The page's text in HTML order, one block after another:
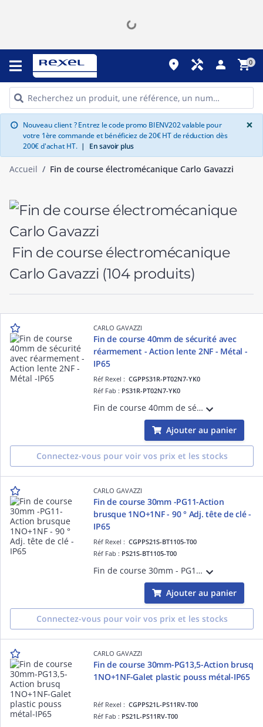
place handyman person shopping_cart0
info Nouveau client ? Entrez le code promo BIENV202 valable pour
votre 1ère commande et bénéficiez de 20€ HT de réduction dès
200€ d'achat HT. | En savoir plus
×
Accueil Fin de course électromécanique Carlo Gavazzi
Fin de course électromécanique
Carlo Gavazzi (104 produits)
CARLO GAVAZZI
Fin de course 40mm de sécurité avec
réarmement - Action lente 2NF - Métal -
IP65
Réf Rexel :CGPPS31R-PT02N7-YK0
Réf Fab : PS31R-PT02N7-YK0
Fin de course 40mm de sécurité à câble avec réarmement - Câble de 16m maxi - Action lente 2NF - Métal - IP65
Ajouter au panier
Connectez-vous pour voir vos prix et les stocks
CARLO GAVAZZI
Fin de course 30mm -PG11-Action
brusque 1NO+1NF - 90 ° Adj. tête de clé -
IP65
Réf Rexel :CGPPS21S-BT1105-T00
Réf Fab : PS21S-BT1105-T00
Fin de course 30mm - PG11 - Action brusque 1NO+1NF - 90 ° Adj. tête de clé - Corps et tête en thermoplastique - IP65
Ajouter au panier
Connectez-vous pour voir vos prix et les stocks
CARLO GAVAZZI
Fin de course 30mm-PG13,5-Action brusq
1NO+1NF-Galet plastic pouss métal-IP65
Réf Rexel :CGPPS21L-PS11RV-T00
Réf Fab : PS21L-PS11RV-T00